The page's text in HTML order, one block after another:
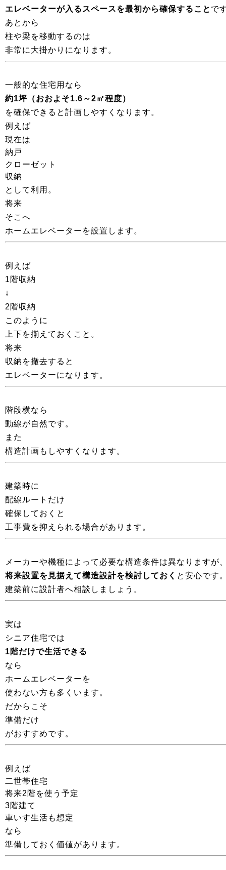
エレベーターが入るスペースを最初から確保すること で
あとから
柱や梁を移動するのは
非常に大掛かりになります。
一般的な住宅用なら
約1坪（おおよそ1.6～2㎡程度）
を確保できると計画しやすくなります。
例えば
現在は
納戸
クローゼット
収納
として利用。
将来
そこへ
ホームエレベーターを設置します。
例えば
1階収納
↓
2階収納
このように
上下を揃えておくこと。
将来
収納を撤去すると
エレベーターになります。
階段横なら
動線が自然です。
また
構造計画もしやすくなります。
建築時に
配線ルートだけ
確保しておくと
工事費を抑えられる場合があります。
メーカーや機種によって必要な構造条件は異なりますが
将来設置を見据えて構造設計を検討しておく と安心です
建築前に設計者へ相談しましょう。
実は
シニア住宅では
1階だけで生活できる
なら
ホームエレベーターを
使わない方も多くいます。
だからこそ
準備だけ
がおすすめです。
例えば
二世帯住宅
将来2階を使う予定
3階建て
車いす生活も想定
なら
準備しておく価値があります。